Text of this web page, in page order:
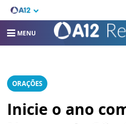
MENU
ORAÇÕES
Inicie o ano